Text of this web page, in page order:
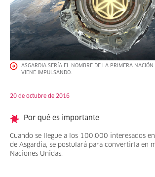
ASGARDIA SERÍA EL NOMBRE DE LA PRIMERA NACIÓN
VIENE IMPULSANDO.
20 de octubre de 2016
Por qué es importante
Cuando se llegue a los 100,000 interesados
de Asgardia, se postulará para convertirla en
Naciones Unidas.